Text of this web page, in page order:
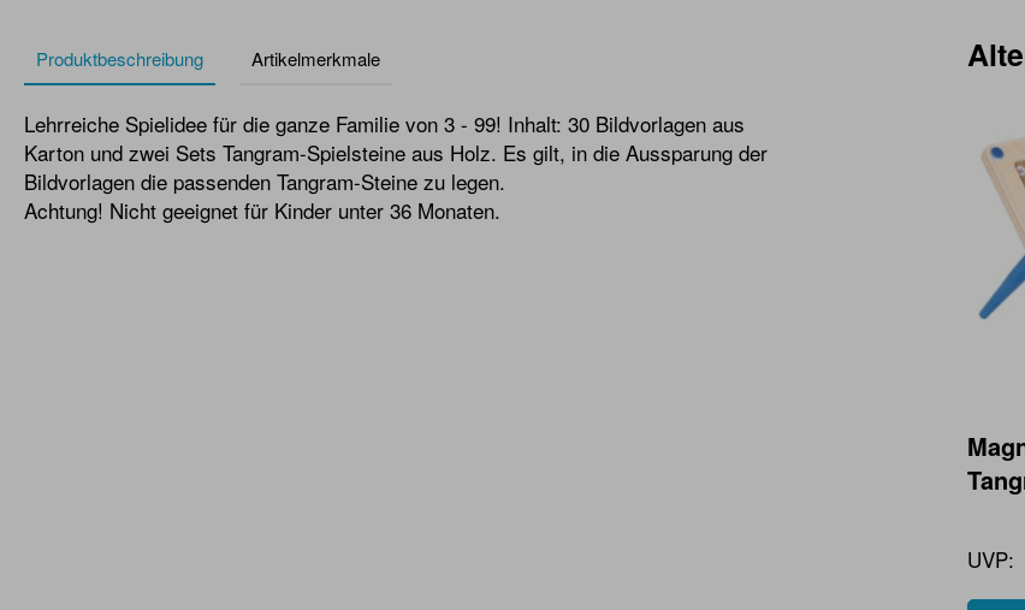
Produktbeschreibung Artikelmerkmale
Lehrreiche Spielidee für die ganze Familie von 3 - 99! Inhalt: 30 Bildvorlagen aus
Karton und zwei Sets Tangram-Spielsteine aus Holz. Es gilt, in die Aussparung der
Bildvorlagen die passenden Tangram-Steine zu legen.
Achtung! Nicht geeignet für Kinder unter 36 Monaten.
UVP: